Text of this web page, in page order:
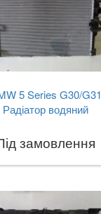
5 Series G30/G31
Радіатор водяний
замовлення